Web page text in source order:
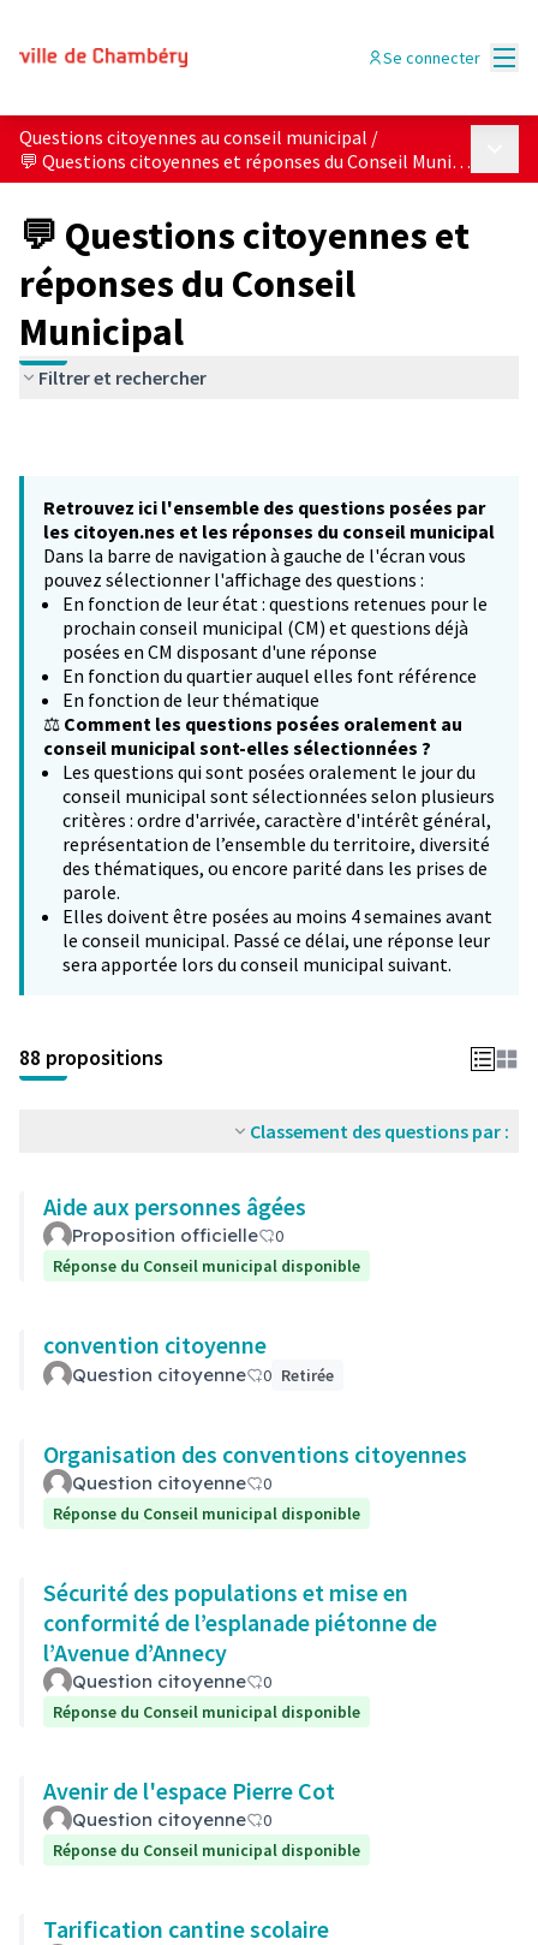
Se connecter
Questions citoyennes au conseil municipal /
💬 Questions citoyennes et réponses du Conseil Municipal
💬 Questions citoyennes et
réponses du Conseil
Municipal
Filtrer et rechercher
Retrouvez ici l'ensemble des questions posées par
les citoyen.nes et les réponses du conseil municipal
Dans la barre de navigation à gauche de l'écran vous
pouvez sélectionner l'affichage des questions :
En fonction de leur état : questions retenues pour le
prochain conseil municipal (CM) et questions déjà
posées en CM disposant d'une réponse
En fonction du quartier auquel elles font référence
En fonction de leur thématique
⚖️ Comment les questions posées oralement au
conseil municipal sont-elles sélectionnées ?
Les questions qui sont posées oralement le jour du
conseil municipal sont sélectionnées selon plusieurs
critères : ordre d'arrivée, caractère d'intérêt général,
représentation de l’ensemble du territoire, diversité
des thématiques, ou encore parité dans les prises de
parole.
Elles doivent être posées au moins 4 semaines avant
le conseil municipal. Passé ce délai, une réponse leur
sera apportée lors du conseil municipal suivant.
88 propositions
Classement des questions par :
Aide aux personnes âgées
Proposition officielle
0
Réponse du Conseil municipal disponible
convention citoyenne
Question citoyenne 0 Retirée
Organisation des conventions citoyennes
Question citoyenne
0
Réponse du Conseil municipal disponible
Sécurité des populations et mise en
conformité de l’esplanade piétonne de
l’Avenue d’Annecy
Question citoyenne
0
Réponse du Conseil municipal disponible
Avenir de l'espace Pierre Cot
Question citoyenne
0
Réponse du Conseil municipal disponible
Tarification cantine scolaire